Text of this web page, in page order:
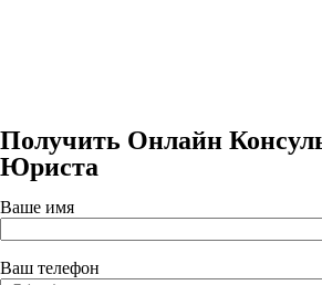
Получить Онлайн
Юриста
Ваше имя
Ваш телефон